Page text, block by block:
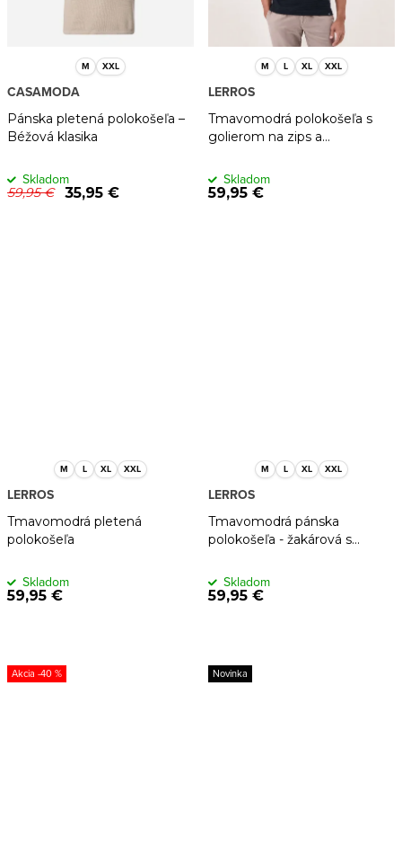
M XXL
Pánska pletená polokošeľa –
Béžová klasika
CASAMODA
59,95 € 35,95 €
Skladom
M L XL XXL
Tmavomodrá polokošeľa s
golierom na zips a
LERROS
59,95 €
Skladom
M L XL XXL
Tmavomodrá pletená
polokošeľa
LERROS
59,95 €
Skladom
M L XL XXL
Tmavomodrá pánska
polokošeľa - žakárová s
LERROS
59,95 €
Skladom
-40 % Novinka